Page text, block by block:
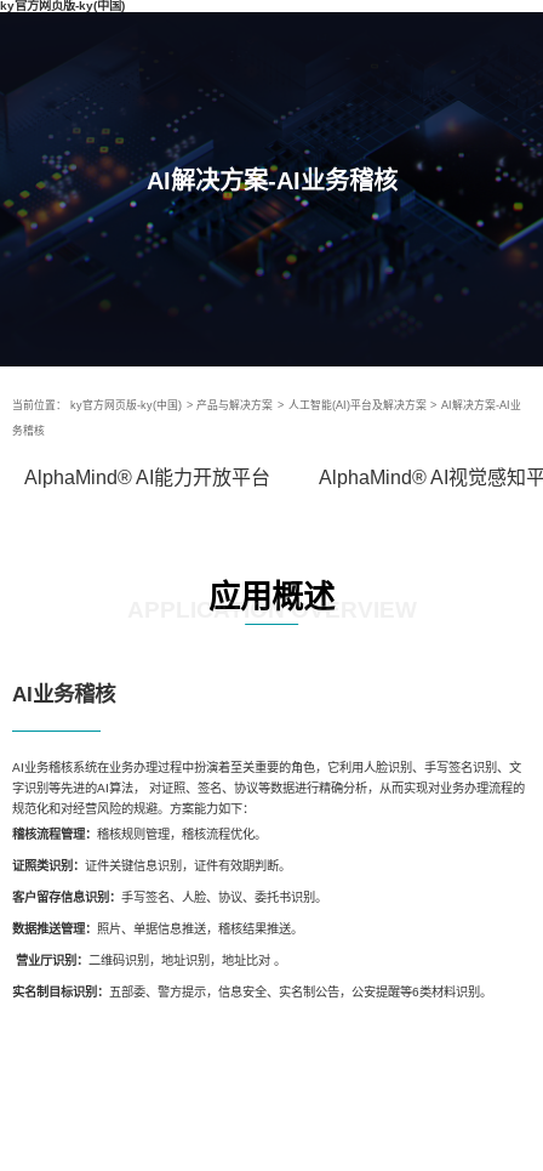
ky官方网页版-ky(中国)
AI解决方案-AI业务稽核
当前位置： ky官方网页版-ky(中国) > 产品与解决方案 > 人工智能(AI)平台及解决方案 > AI解决方案-AI业
务稽核
AlphaMind® AI能力开放平台 AlphaMind® AI视觉感知
应用概述
APPLICATION OVERVIEW
AI业务稽核
AI业务稽核系统在业务办理过程中扮演着至关重要的角色，它利用人脸识别、手写签名识别、文
字识别等先进的AI算法， 对证照、签名、协议等数据进行精确分析，从而实现对业务办理流程的
规范化和对经营风险的规避。方案能力如下：
稽核流程管理： 稽核规则管理，稽核流程优化。
证照类识别： 证件关键信息识别，证件有效期判断。
客户留存信息识别： 手写签名、人脸、协议、委托书识别。
数据推送管理： 照片、单据信息推送，稽核结果推送。
营业厅识别： 二维码识别，地址识别，地址比对 。
实名制目标识别： 五部委、警方提示，信息安全、实名制公告，公安提醒等6类材料识别。